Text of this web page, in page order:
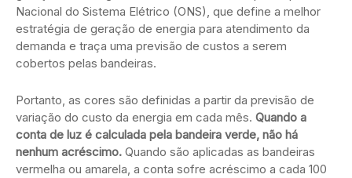
Nacional do Sistema Elétrico (ONS), que define a melhor
estratégia de geração de energia para atendimento da
demanda e traça uma previsão de custos a serem
cobertos pelas bandeiras.
Portanto, as cores são definidas a partir da previsão de
variação do custo da energia em cada mês. Quando a
conta de luz é calculada pela bandeira verde, não há
nenhum acréscimo. Quando são aplicadas as bandeiras
vermelha ou amarela, a conta sofre acréscimo a cada 100